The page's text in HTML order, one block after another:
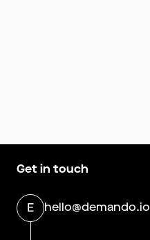
Get in touch
E hello@demando.io